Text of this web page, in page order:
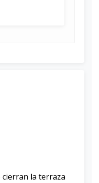
la terraza